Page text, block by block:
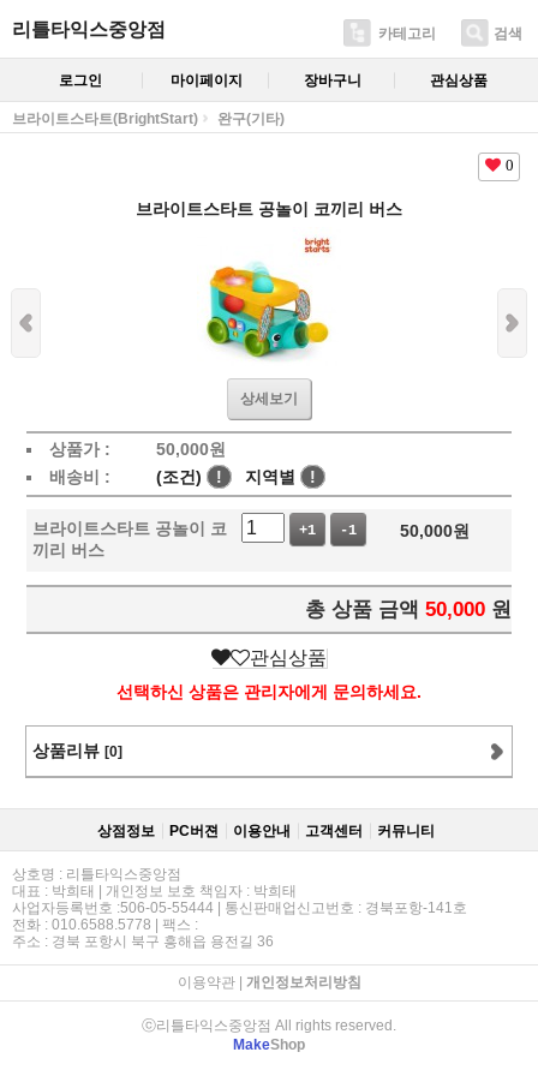
리틀타익스중앙점 카테고리 검색
로그인 마이페이지 장바구니 관심상품
브라이트스타트(BrightStart) 완구(기타)
0
브라이트스타트 공놀이 코끼리 버스
상세보기
상품가 : 50,000원
배송비 :
(조건) ! 지역별 !
브라이트스타트 공놀이 코
끼리 버스
+1 -1 50,000원
총 상품 금액 50,000 원
관심상품
선택하신 상품은 관리자에게 문의하세요.
상품리뷰 [0]
상점정보 PC버젼 이용안내 고객센터 커뮤니티
상호명 : 리틀타익스중앙점
대표 : 박희태 | 개인정보 보호 책임자 : 박희태
사업자등록번호 :506-05-55444 | 통신판매업신고번호 : 경북포항-141호
전화 : 010.6588.5778 | 팩스 :
주소 : 경북 포항시 북구 흥해읍 용전길 36
이용약관| 개인정보처리방침
ⓒ리틀타익스중앙점 All rights reserved.
MakeShop